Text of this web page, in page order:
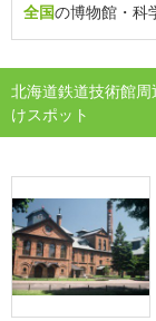
全国の博物館・科
北海道鉄道技術館
けスポット